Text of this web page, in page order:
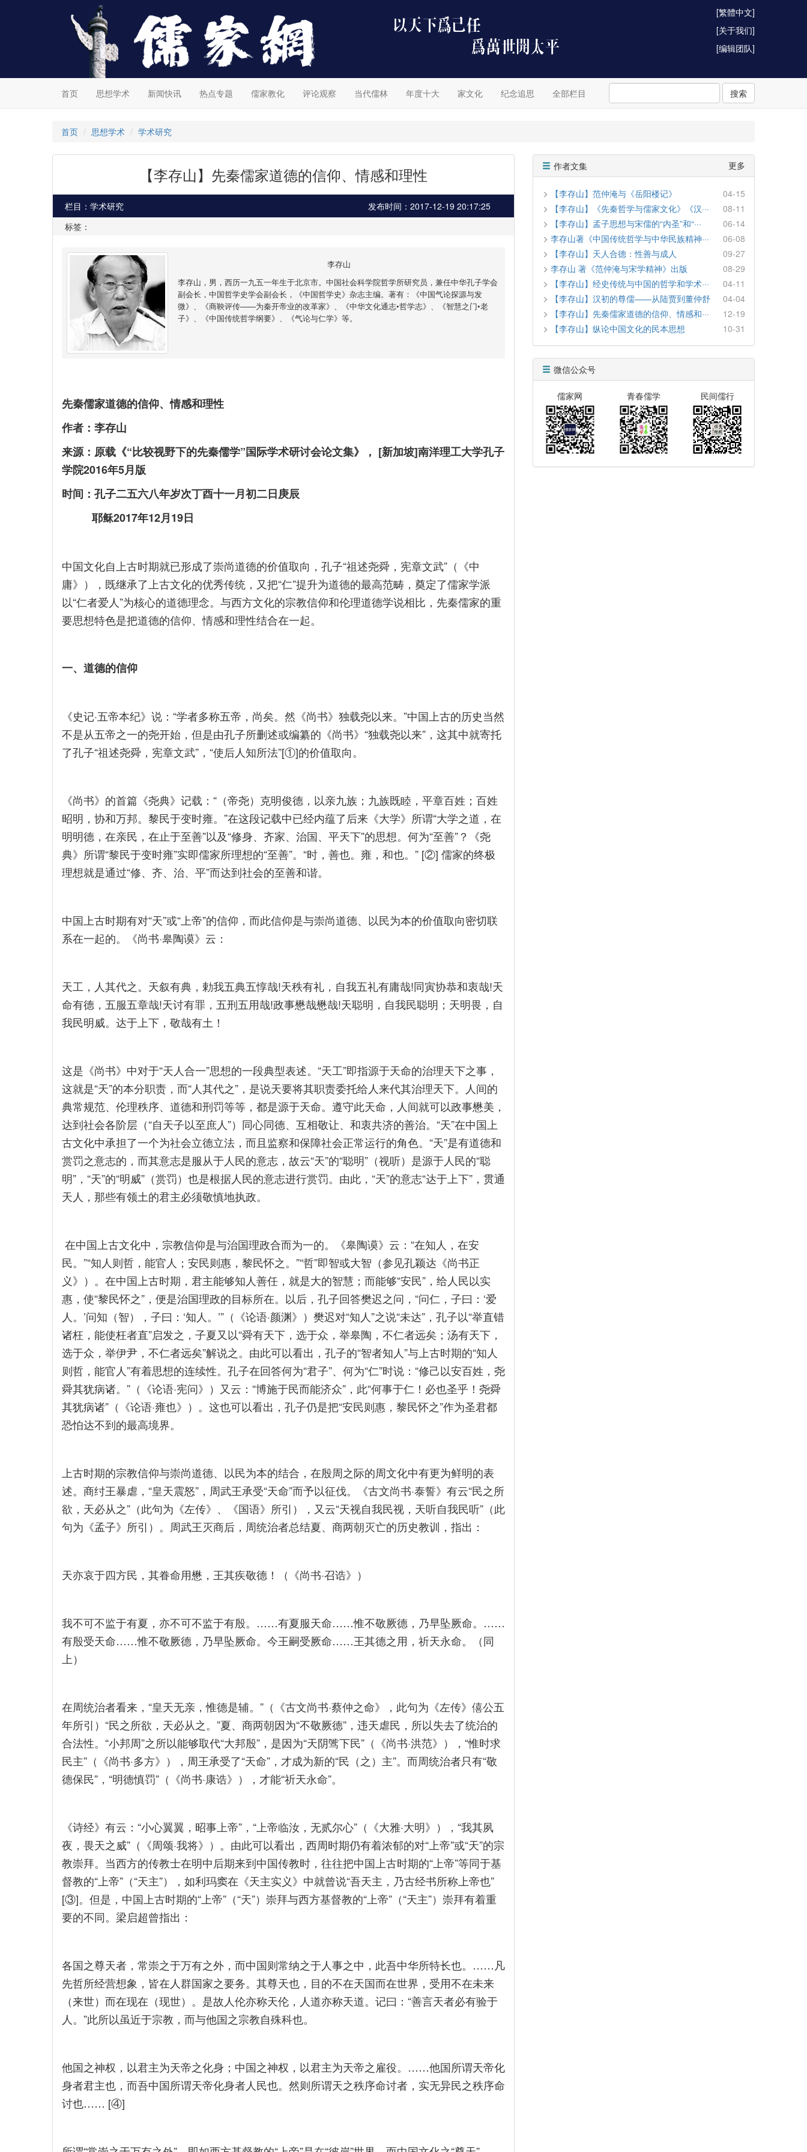
[繁體中文]
[关于我们]
[编辑团队]
首页 思想学术 新闻快讯 热点专题 儒家教化 评论观察 当代儒林 年度十大 家文化 纪念追思 全部栏目 搜索
首页 思想学术 学术研究
【李存山】先秦儒家道德的信仰、情感和理性
栏目：学术研究
发布时间：2017-12-19 20:17:25
标签：
李存山
李存山，男，西历一九五一年生于北京市。中国社会科学院哲学所研究员，兼任中华孔子学会
副会长，中国哲学史学会副会长，《中国哲学史》杂志主编。著有：《中国气论探源与发
微》、《商鞅评传——为秦开帝业的改革家》、《中华文化通志•哲学志》、《智慧之门•老
子》、《中国传统哲学纲要》、《气论与仁学》等。
先秦儒家道德的信仰、情感和理性
作者：李存山
来源：原载《“比较视野下的先秦儒学”国际学术研讨会论文集》， [新加坡]南洋理工大学孔子
学院2016年5月版
时间：孔子二五六八年岁次丁酉十一月初二日庚辰
耶稣2017年12月19日
中国文化自上古时期就已形成了崇尚道德的价值取向，孔子“祖述尧舜，宪章文武”（《中
庸》），既继承了上古文化的优秀传统，又把“仁”提升为道德的最高范畴，奠定了儒家学派
以“仁者爱人”为核心的道德理念。与西方文化的宗教信仰和伦理道德学说相比，先秦儒家的重
要思想特色是把道德的信仰、情感和理性结合在一起。
一、道德的信仰
《史记·五帝本纪》说：“学者多称五帝，尚矣。然《尚书》独载尧以来。”中国上古的历史当然
不是从五帝之一的尧开始，但是由孔子所删述或编纂的《尚书》“独载尧以来”，这其中就寄托
了孔子“祖述尧舜，宪章文武”，“使后人知所法”[①]的价值取向。
《尚书》的首篇《尧典》记载：“（帝尧）克明俊德，以亲九族；九族既睦，平章百姓；百姓
昭明，协和万邦。黎民于变时雍。”在这段记载中已经内蕴了后来《大学》所谓“大学之道，在
明明德，在亲民，在止于至善”以及“修身、齐家、治国、平天下”的思想。何为“至善”？《尧
典》所谓“黎民于变时雍”实即儒家所理想的“至善”。“时，善也。雍，和也。” [②] 儒家的终极
理想就是通过“修、齐、治、平”而达到社会的至善和谐。
中国上古时期有对“天”或“上帝”的信仰，而此信仰是与崇尚道德、以民为本的价值取向密切联
系在一起的。《尚书·皋陶谟》云：
天工，人其代之。天叙有典，勅我五典五惇哉!天秩有礼，自我五礼有庸哉!同寅协恭和衷哉!天
命有德，五服五章哉!天讨有罪，五刑五用哉!政事懋哉懋哉!天聪明，自我民聪明；天明畏，自
我民明威。达于上下，敬哉有土！
这是《尚书》中对于“天人合一”思想的一段典型表述。“天工”即指源于天命的治理天下之事，
这就是“天”的本分职责，而“人其代之”，是说天要将其职责委托给人来代其治理天下。人间的
典常规范、伦理秩序、道德和刑罚等等，都是源于天命。遵守此天命，人间就可以政事懋美，
达到社会各阶层（“自天子以至庶人”）同心同德、互相敬让、和衷共济的善治。“天”在中国上
古文化中承担了一个为社会立德立法，而且监察和保障社会正常运行的角色。“天”是有道德和
赏罚之意志的，而其意志是服从于人民的意志，故云“天”的“聪明”（视听）是源于人民的“聪
明”，“天”的“明威”（赏罚）也是根据人民的意志进行赏罚。由此，“天”的意志“达于上下”，贯通
天人，那些有领土的君主必须敬慎地执政。
在中国上古文化中，宗教信仰是与治国理政合而为一的。《皋陶谟》云：“在知人，在安
民。”“知人则哲，能官人；安民则惠，黎民怀之。”“哲”即智或大智（参见孔颖达《尚书正
义》）。在中国上古时期，君主能够知人善任，就是大的智慧；而能够“安民”，给人民以实
惠，使“黎民怀之”，便是治国理政的目标所在。以后，孔子回答樊迟之问，“问仁，子曰：‘爱
人。’问知（智），子曰：‘知人。’”（《论语·颜渊》）樊迟对“知人”之说“未达”，孔子以“举直错
诸枉，能使枉者直”启发之，子夏又以“舜有天下，选于众，举皋陶，不仁者远矣；汤有天下，
选于众，举伊尹，不仁者远矣”解说之。由此可以看出，孔子的“智者知人”与上古时期的“知人
则哲，能官人”有着思想的连续性。孔子在回答何为“君子”、何为“仁”时说：“修己以安百姓，尧
舜其犹病诸。”（《论语·宪问》）又云：“博施于民而能济众”，此“何事于仁！必也圣乎！尧舜
其犹病诸”（《论语·雍也》）。这也可以看出，孔子仍是把“安民则惠，黎民怀之”作为圣君都
恐怕达不到的最高境界。
上古时期的宗教信仰与崇尚道德、以民为本的结合，在殷周之际的周文化中有更为鲜明的表
述。商纣王暴虐，“皇天震怒”，周武王承受“天命”而予以征伐。《古文尚书·泰誓》有云“民之所
欲，天必从之”（此句为《左传》、《国语》所引），又云“天视自我民视，天听自我民听”（此
句为《孟子》所引）。周武王灭商后，周统治者总结夏、商两朝灭亡的历史教训，指出：
天亦哀于四方民，其眷命用懋，王其疾敬德！（《尚书·召诰》）
我不可不监于有夏，亦不可不监于有殷。……有夏服天命……惟不敬厥德，乃早坠厥命。……
有殷受天命……惟不敬厥德，乃早坠厥命。今王嗣受厥命……王其德之用，祈天永命。（同
上）
在周统治者看来，“皇天无亲，惟德是辅。”（《古文尚书·蔡仲之命》，此句为《左传》僖公五
年所引）“民之所欲，天必从之。”夏、商两朝因为“不敬厥德”，违天虐民，所以失去了统治的
合法性。“小邦周”之所以能够取代“大邦殷”，是因为“天阴骘下民”（《尚书·洪范》），“惟时求
民主”（《尚书·多方》），周王承受了“天命”，才成为新的“民（之）主”。而周统治者只有“敬
德保民”，“明德慎罚”（《尚书·康诰》），才能“祈天永命”。
《诗经》有云：“小心翼翼，昭事上帝”，“上帝临汝，无贰尔心”（《大雅·大明》），“我其夙
夜，畏天之威”（《周颂·我将》）。由此可以看出，西周时期仍有着浓郁的对“上帝”或“天”的宗
教崇拜。当西方的传教士在明中后期来到中国传教时，往往把中国上古时期的“上帝”等同于基
督教的“上帝”（“天主”），如利玛窦在《天主实义》中就曾说“吾天主，乃古经书所称上帝也”
[③]。但是，中国上古时期的“上帝”（“天”）崇拜与西方基督教的“上帝”（“天主”）崇拜有着重
要的不同。梁启超曾指出：
各国之尊天者，常崇之于万有之外，而中国则常纳之于人事之中，此吾中华所特长也。……凡
先哲所经营想象，皆在人群国家之要务。其尊天也，目的不在天国而在世界，受用不在未来
（来世）而在现在（现世）。是故人伦亦称天伦，人道亦称天道。记曰：“善言天者必有验于
人。”此所以虽近于宗教，而与他国之宗教自殊科也。
他国之神权，以君主为天帝之化身；中国之神权，以君主为天帝之雇役。……他国所谓天帝化
身者君主也，而吾中国所谓天帝化身者人民也。然则所谓天之秩序命讨者，实无异民之秩序命
讨也…… [④]
作者文集 更多
【李存山】范仲淹与《岳阳楼记》
04-15
【李存山】《先秦哲学与儒家文化》《汉···
08-11
【李存山】孟子思想与宋儒的“内圣”和“···
06-14
李存山著《中国传统哲学与中华民族精神···
06-08
【李存山】天人合德：性善与成人
09-27
李存山 著《范仲淹与宋学精神》出版
08-29
【李存山】经史传统与中国的哲学和学术···
04-11
【李存山】汉初的尊儒——从陆贾到董仲舒
04-04
【李存山】先秦儒家道德的信仰、情感和···
12-19
【李存山】纵论中国文化的民本思想
10-31
微信公众号
儒家网 青春儒学 民间儒行